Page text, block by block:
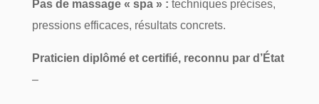
Pas de massage « spa » : techniques précises,
pressions efficaces, résultats concrets.
Praticien diplômé et certifié, reconnu par d’État
–